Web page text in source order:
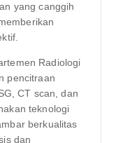
yang canggih
Radiologi
pencitraan
CT scan, dan
teknologi
berkualitas
dan